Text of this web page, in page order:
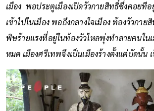
เมือง พอประตูเมืองเปิดวัวกายสิทธิ์ซึ่งคอยที
เข้าไปในเมือง พอถึงกลางใจเมือง ท้องวัวกา
พิษร้ายแรงที่อยู่ในท้องวัวไหลพุ่งทำลายคนใน
หมด เมืองศรีเทพจึงเป็นเมืองร้างตั้งแต่บัดนั้น